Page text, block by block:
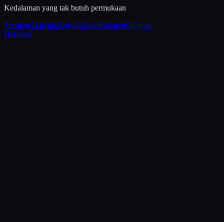
Kedalaman yang tak butuh permukaan
TentangAktivitasKaryaTulisanRekognisiQuote
Hubungi